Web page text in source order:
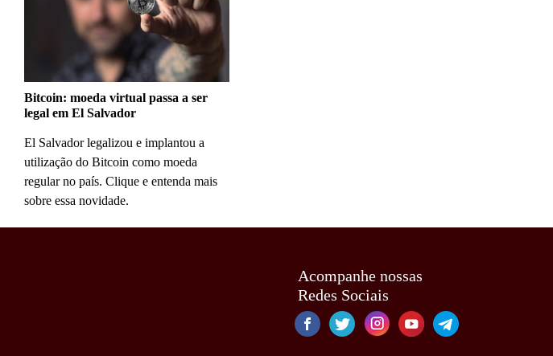
Bitcoin: moeda virtual passa a ser
legal em El Salvador
El Salvador legalizou e implantou a
utilização do Bitcoin como moeda
regular no país. Clique e entenda mais
sobre essa novidade.
Acompanhe nossas
Redes Sociais